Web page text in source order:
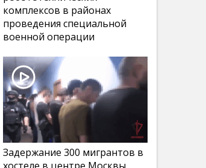
комплексов в районах
проведения специальной
военной операции
Задержание 300 мигрантов в